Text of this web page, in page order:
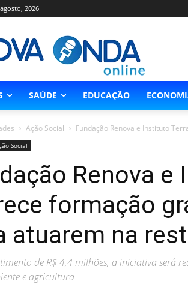
2026
SAÚDE EDUCAÇÃO
Ação Social Fundação Renova e Instituto
Social
Renova e
formação
atuarem na
de R$ 4,4 milhões, a iniciativa será
e agricultura